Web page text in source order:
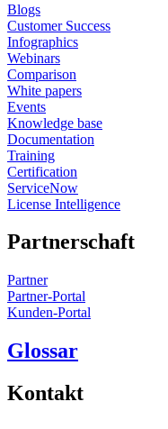
Blogs
Customer Success
Infographics
Webinars
Comparison
White papers
Events
Knowledge base
Documentation
Training
Certification
ServiceNow
License Intelligence
Partnerschaft
Partner
Partner-Portal
Kunden-Portal
Glossar
Kontakt